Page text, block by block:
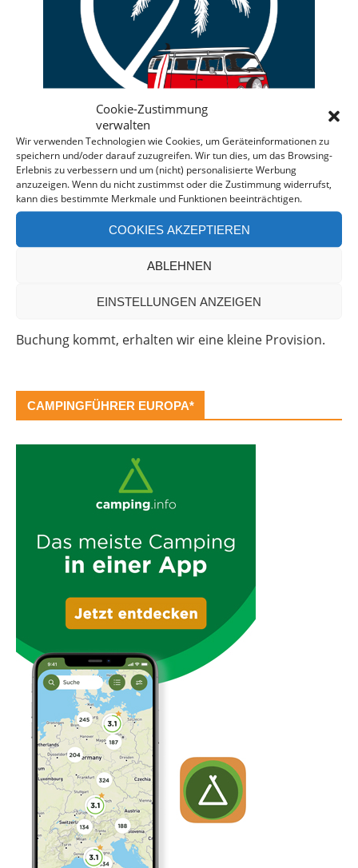
Cookie-Zustimmung
verwalten
Wir verwenden Technologien wie Cookies, um Geräteinformationen zu
speichern und/oder darauf zuzugreifen. Wir tun dies, um das Browsing-
Erlebnis zu verbessern und um (nicht) personalisierte Werbung
anzuzeigen. Wenn du nicht zustimmst oder die Zustimmung widerrufst,
kann dies bestimmte Merkmale und Funktionen beeinträchtigen.
COOKIES AKZEPTIEREN
ABLEHNEN
EINSTELLUNGEN ANZEIGEN
Deine individuelle Beratung bei der Campermiete
in Deutschland und Europa.
Bei einer Anfrage über diesen Banner erhältst Du
Rabatt! *
Offenlegung: Die Anfrage bei der Camper Oase ist
Buchung kommt, erhalten wir eine kleine Provision.
CAMPINGFÜHRER EUROPA*